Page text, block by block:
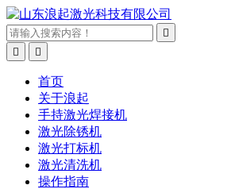



首页
关于浪起
手持激光焊接机
激光除锈机
激光打标机
激光清洗机
操作指南